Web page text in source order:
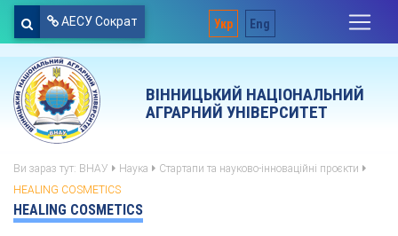
АЕСУ Сократ Укр Eng
ВІННИЦЬКИЙ НАЦІОНАЛЬНИЙ
АГРАРНИЙ УНІВЕРСИТЕТ
Ви зараз тут: ВНАУ Наука
Стартапи та науково-інноваційні проєкти
HEALING COSMETICS
HEALING COSMETICS